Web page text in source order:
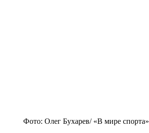
Фото: Олег Бухарев/ «В мире спорта»